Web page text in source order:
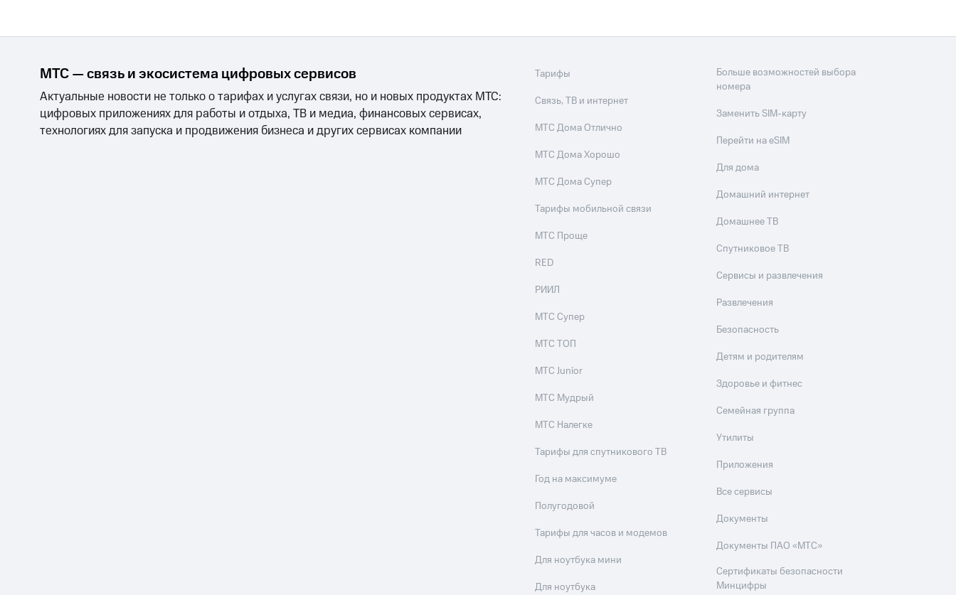
МТС — связь и экосистема цифровых сервисов
Актуальные новости не только о тарифах и услугах связи, но и новых продуктах МТС:
цифровых приложениях для работы и отдыха, ТВ и медиа, финансовых сервисах,
технологиях для запуска и продвижения бизнеса и других сервисах компании
Тарифы
Связь, ТВ и интернет
МТС Дома Отлично
МТС Дома Хорошо
МТС Дома Супер
Тарифы мобильной связи
МТС Проще
RED
РИИЛ
МТС Супер
МТС ТОП
МТС Junior
МТС Мудрый
МТС Налегке
Тарифы для спутникового ТВ
Год на максимуме
Полугодовой
Тарифы для часов и модемов
Для ноутбука мини
Для ноутбука
Больше возможностей выбора
номера
Заменить SIM-карту
Перейти на eSIM
Для дома
Домашний интернет
Домашнее ТВ
Спутниковое ТВ
Сервисы и развлечения
Развлечения
Безопасность
Детям и родителям
Здоровье и фитнес
Семейная группа
Утилиты
Приложения
Все сервисы
Документы
Документы ПАО «МТС»
Сертификаты безопасности
Минцифры